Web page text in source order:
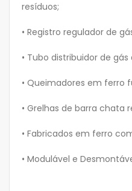
resíduos;
• Registro regulador de
• Tubo distribuidor de
• Queimadores em ferro
• Grelhas de barra chata
• Fabricados em ferro
• Modulável e